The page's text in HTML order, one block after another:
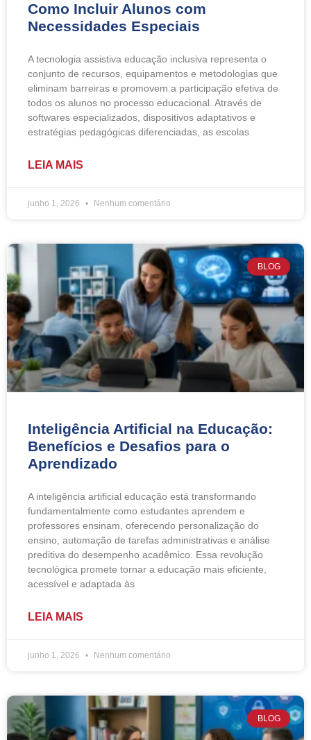
Como Incluir Alunos com
Necessidades Especiais
A tecnologia assistiva educação inclusiva representa o
conjunto de recursos, equipamentos e metodologias que
eliminam barreiras e promovem a participação efetiva de
todos os alunos no processo educacional. Através de
softwares especializados, dispositivos adaptativos e
estratégias pedagógicas diferenciadas, as escolas
LEIA MAIS
junho 1, 2026 Nenhum comentário
BLOG
Inteligência Artificial na Educação:
Benefícios e Desafios para o
Aprendizado
A inteligência artificial educação está transformando
fundamentalmente como estudantes aprendem e
professores ensinam, oferecendo personalização do
ensino, automação de tarefas administrativas e análise
preditiva do desempenho acadêmico. Essa revolução
tecnológica promete tornar a educação mais eficiente,
acessível e adaptada às
LEIA MAIS
junho 1, 2026 Nenhum comentário
BLOG